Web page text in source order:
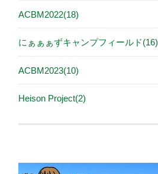
ACBM2022(18)
にぁぁぁずキャンプフィールド(16)
ACBM2023(10)
Heison Project(2)